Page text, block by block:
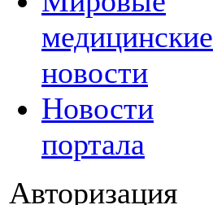
медицинские
новости
Новости
портала
Авторизация